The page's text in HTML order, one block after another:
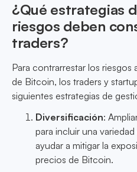
¿Qué estrategias
riesgos deben
traders?
Para contrarrestar los riesgos
de Bitcoin, los traders y
siguientes estrategias de
Diversificación:
para incluir una
ayudar a mitigar la
precios de Bitcoin.